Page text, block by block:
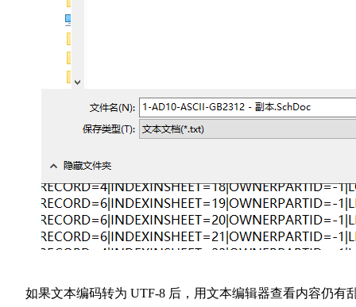
如果文本编码转为 UTF-8 后，用文本编辑器查看内容仍有